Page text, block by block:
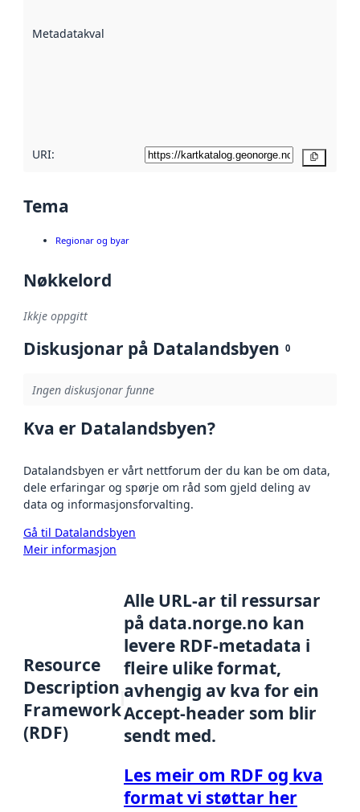
Metadatakvalitet
URI:
Tema
Regionar og byar
Nøkkelord
Ikkje oppgitt
Diskusjonar på Datalandsbyen 0
Ingen diskusjonar funne
Kva er Datalandsbyen?
Datalandsbyen er vårt nettforum der du kan be om data,
dele erfaringar og spørje om råd som gjeld deling av
data og informasjonsforvalting.
Gå til Datalandsbyen
Meir informasjon
Resource
Description
Framework
(RDF)
Alle URL-ar til ressursar
på data.norge.no kan
levere RDF-metadata i
fleire ulike format,
avhengig av kva for ein
Accept-header som blir
sendt med.
Les meir om RDF og kva
format vi støttar her